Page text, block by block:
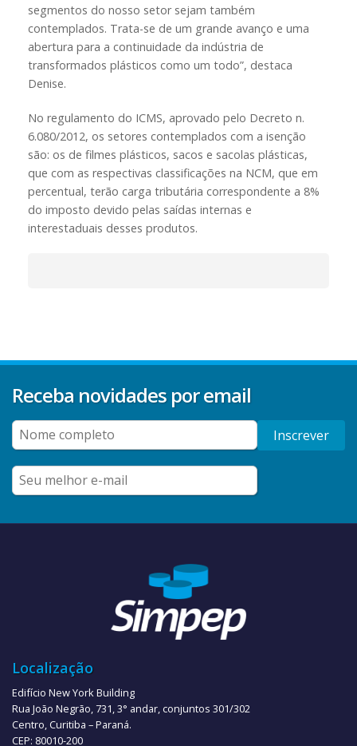
segmentos do nosso setor sejam também
contemplados. Trata-se de um grande avanço e uma
abertura para a continuidade da indústria de
transformados plásticos como um todo”, destaca
Denise.
No regulamento do ICMS, aprovado pelo Decreto n.
6.080/2012, os setores contemplados com a isenção
são: os de filmes plásticos, sacos e sacolas plásticas,
que com as respectivas classificações na NCM, que em
percentual, terão carga tributária correspondente a 8%
do imposto devido pelas saídas internas e
interestaduais desses produtos.
Receba novidades por email
Inscrever
Localização
Edifício New York Building
Rua João Negrão, 731, 3° andar, conjuntos 301/302
Centro, Curitiba – Paraná.
CEP: 80010-200